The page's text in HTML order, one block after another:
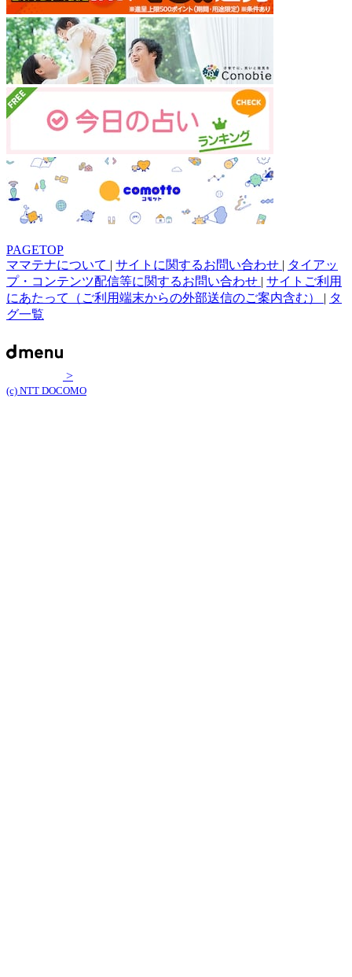
PAGETOP
ママテナについて | サイトに関するお問い合わせ | タイアッ
プ・コンテンツ配信等に関するお問い合わせ | サイトご利用
にあたって（ご利用端末からの外部送信のご案内含む） | タ
グ一覧
>
(c) NTT DOCOMO